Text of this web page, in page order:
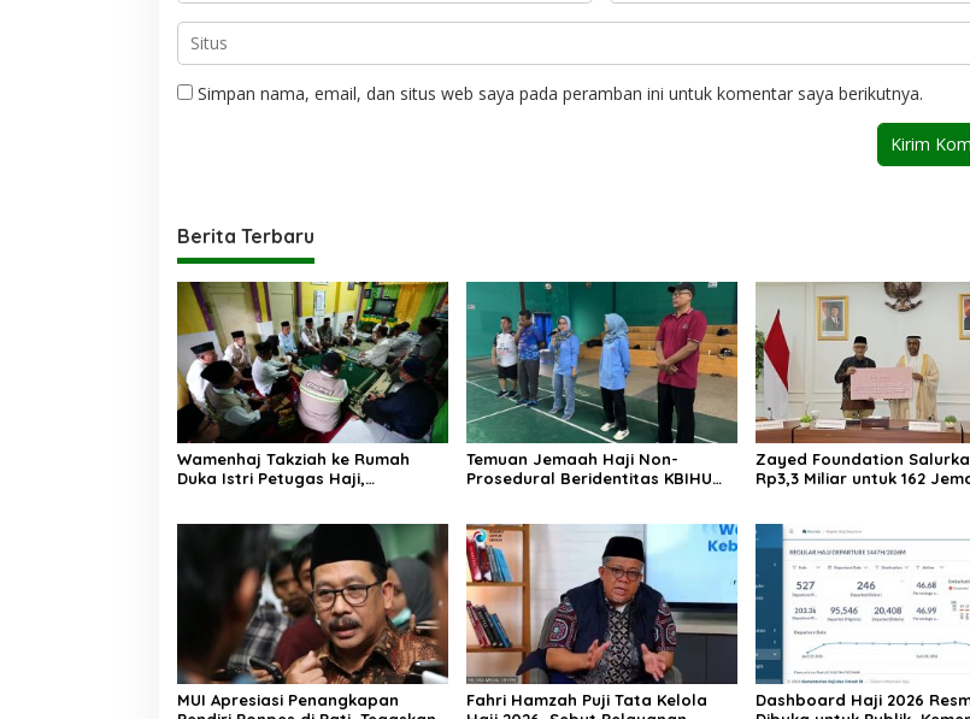
Simpan nama, email, dan situs web saya pada peramban ini untuk komentar saya berikutnya.
Berita Terbaru
Wamenhaj Takziah ke Rumah
Duka Istri Petugas Haji,
yang Tetap Ditunaikan
Temuan Jemaah Haji Non-
Prosedural Beridentitas KBIHU
Zayed Foundation
Rp3,3 Miliar untuk 162
MUI Apresiasi Penangkapan
Fahri Hamzah Puji Tata Kelola
Dashboard Haji 2026